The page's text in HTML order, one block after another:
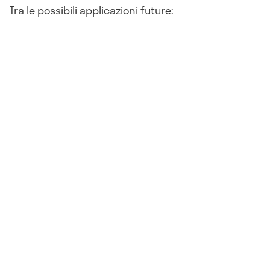
Tra le possibili applicazioni future: